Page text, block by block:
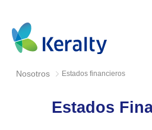
Nosotros Estados financieros
Estados